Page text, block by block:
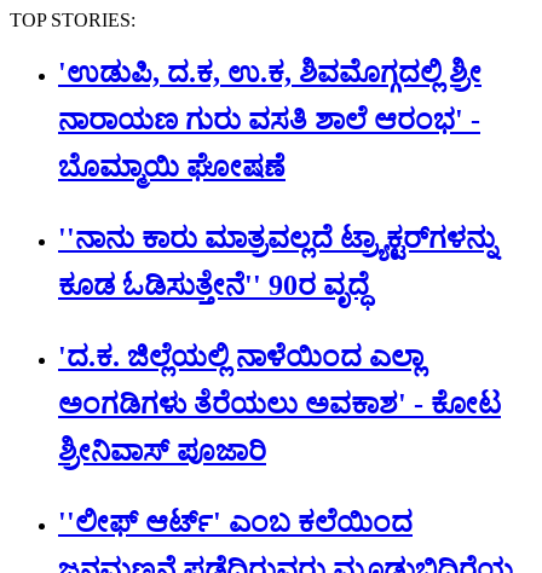
TOP STORIES:
'ಉಡುಪಿ, ದ.ಕ, ಉ.ಕ, ಶಿವಮೊಗ್ಗದಲ್ಲಿ ಶ್ರೀ
ನಾರಾಯಣ ಗುರು ವಸತಿ ಶಾಲೆ ಆರಂಭ' -
ಬೊಮ್ಮಾಯಿ ಘೋಷಣೆ
''ನಾನು ಕಾರು ಮಾತ್ರವಲ್ಲದೆ ಟ್ರ್ಯಾಕ್ಟರ್​ಗಳನ್ನು
ಕೂಡ ಓಡಿಸುತ್ತೇನೆ'' 90ರ ವೃದ್ಧೆ
'ದ.ಕ. ಜಿಲ್ಲೆಯಲ್ಲಿ ನಾಳೆಯಿಂದ ಎಲ್ಲಾ
ಅಂಗಡಿಗಳು ತೆರೆಯಲು ಅವಕಾಶ' - ಕೋಟ
ಶ್ರೀನಿವಾಸ್ ಪೂಜಾರಿ
''ಲೀಫ್ ಆರ್ಟ್' ಎಂಬ ಕಲೆಯಿಂದ